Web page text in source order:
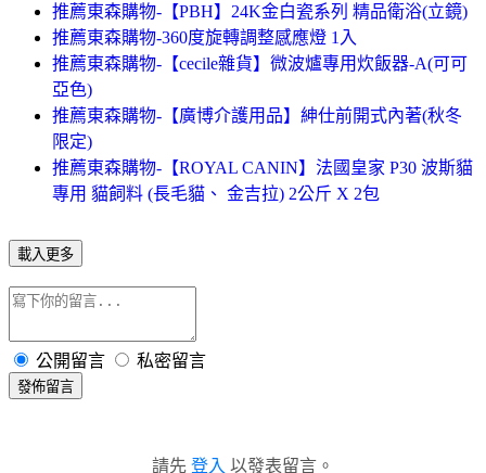
推薦東森購物-【PBH】24K金白瓷系列 精品衛浴(立鏡)
推薦東森購物-360度旋轉調整感應燈 1入
推薦東森購物-【cecile雜貨】微波爐專用炊飯器-A(可可
亞色)
推薦東森購物-【廣博介護用品】紳仕前開式內著(秋冬
限定)
推薦東森購物-【ROYAL CANIN】法國皇家 P30 波斯貓
專用 貓飼料 (長毛貓、 金吉拉) 2公斤 X 2包
載入更多
公開留言 私密留言
發佈留言
請先 登入 以發表留言。